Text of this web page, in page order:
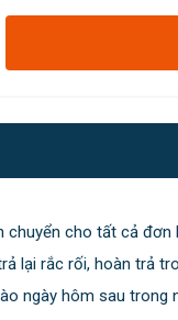
chuyển cho tất cả đơn
lại rắc rối, hoàn trả
ngày hôm sau trong